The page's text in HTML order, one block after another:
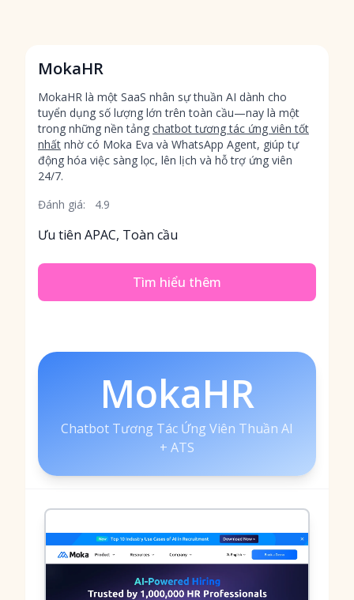
MokaHR
MokaHR là một SaaS nhân sự thuần AI dành cho
tuyển dụng số lượng lớn trên toàn cầu—nay là một
trong những nền tảng chatbot tương tác ứng viên tốt
nhất nhờ có Moka Eva và WhatsApp Agent, giúp tự
động hóa việc sàng lọc, lên lịch và hỗ trợ ứng viên
24/7.
Đánh giá:
4.9
Ưu tiên APAC, Toàn cầu
Tìm hiểu thêm
MokaHR
Chatbot Tương Tác Ứng Viên Thuần AI
+ ATS